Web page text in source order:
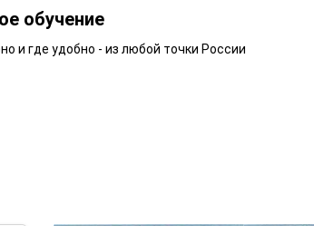
обучение
и где удобно - из любой точки России